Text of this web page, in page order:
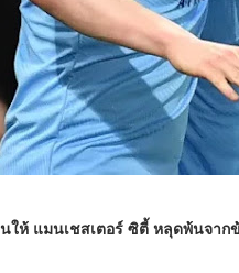
ให้ แมนเชสเตอร์ ซิตี้ หลุดพ้นจา